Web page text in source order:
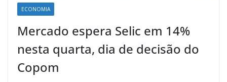
ECONOMIA
Mercado espera Selic em 14%
nesta quarta, dia de decisão do
Copom